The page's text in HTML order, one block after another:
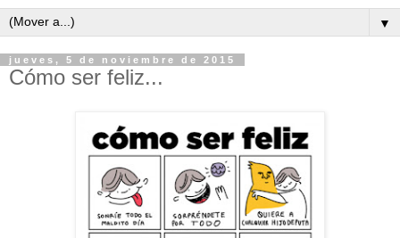
▼
jueves, 5 de noviembre de 2015
Cómo ser feliz...